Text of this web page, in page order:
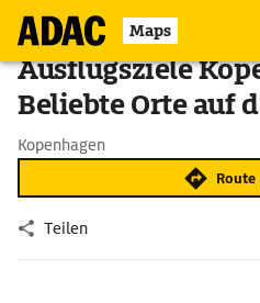
Maps
Ausflugsziele
Beliebte Orte auf
Kopenhagen
Teilen